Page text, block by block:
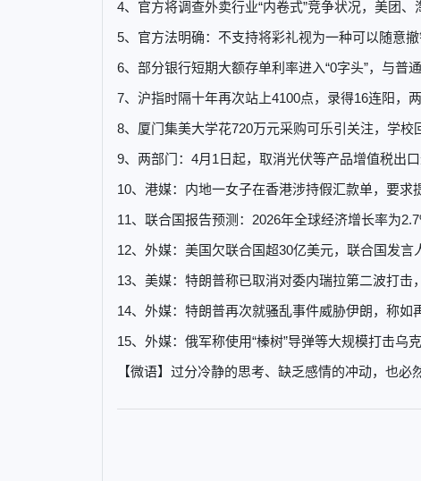
4、官方将调查外卖行业“内卷式”竞争状况，美团
5、官方法明确：不支持将彩礼视为一种可以随意撤
6、部分银行短期大额存单利率进入“0字头”，与普
7、沪指时隔十年再次站上4100点，录得16连阳，
8、厦门集美大学花720万元采购可乐引关注，学校
9、两部门：4月1日起，取消光伏等产品增值税出口
10、港媒：内地一女子在香港涉持假汇款单，要求
11、联合国报告预测：2026年全球经济增长率为
12、外媒：美国欠联合国超30亿美元，联合国发言
13、美媒：特朗普称已取消对委内瑞拉第二波打击
14、外媒：特朗普再次就骚乱事件威胁伊朗，称如
15、外媒：俄军称使用“榛树”导弹等大规模打击乌
【微语】过分冷静的思考、缺乏感情的冲动，也必